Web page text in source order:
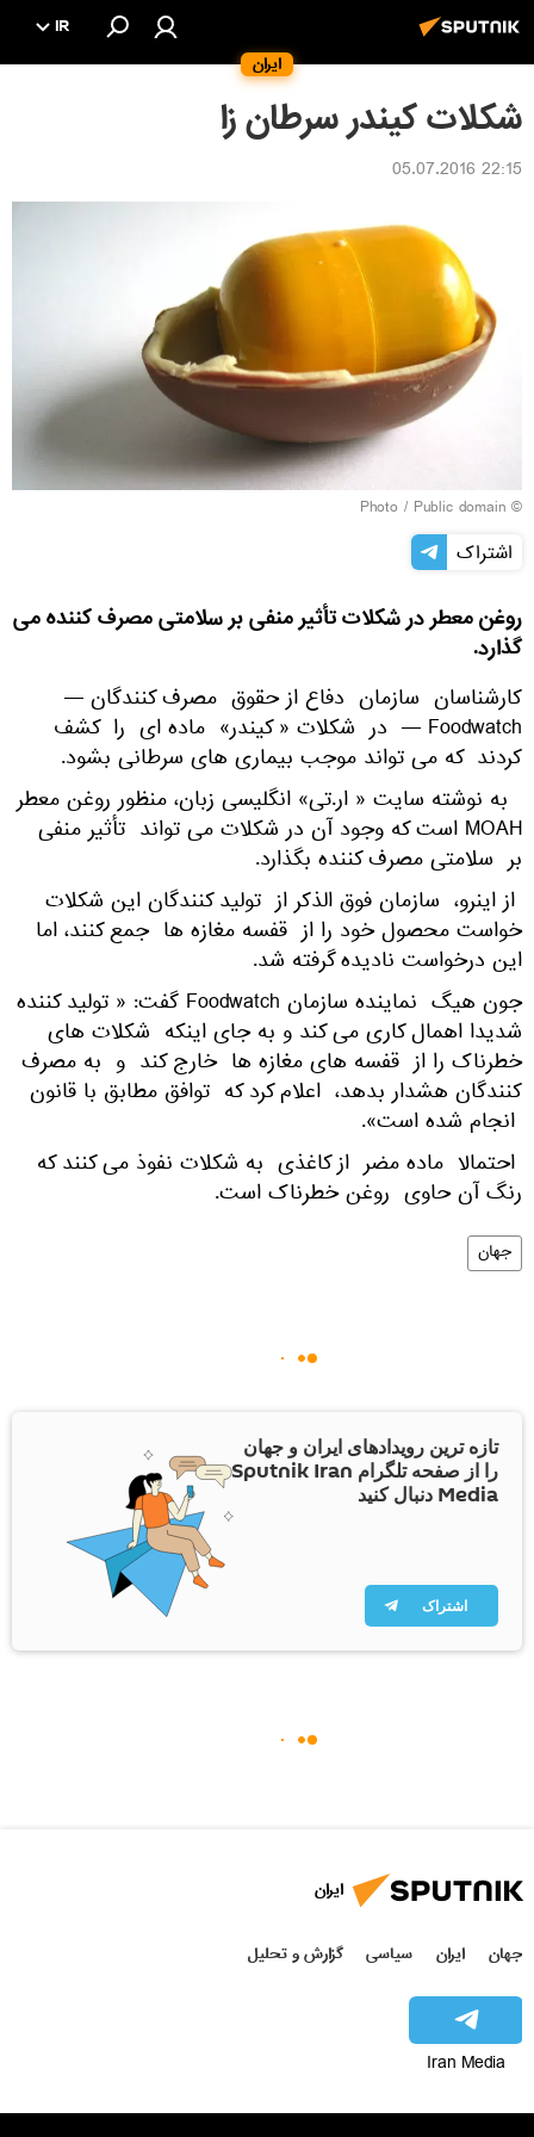
ایران
IR
شکلات کیندر سرطان زا
22:15 05.07.2016
© Photo / Public domain
اشتراک
روغن معطر در شکلات تأثیر منفی بر سلامتی مصرف کننده می
گذارد.
کارشناسان سازمان دفاع از حقوق مصرف کنندگان —
Foodwatch — در شکلات « کیندر» ماده ای را کشف
کردند که می تواند موجب بیماری های سرطانی بشود.
به نوشته سایت « ار.تی» انگلیسی زبان، منظور روغن معطر
MOAH است که وجود آن در شکلات می تواند تأثیر منفی
بر سلامتی مصرف کننده بگذارد.
از اینرو، سازمان فوق الذکر از تولید کنندگان این شکلات
خواست محصول خود را از قفسه مغازه ها جمع کنند، اما
این درخواست نادیده گرفته شد.
جون هیگ نماینده سازمان Foodwatch گفت: « تولید کننده
شدیدا اهمال کاری می کند و به جای اینکه شکلات های
خطرناک را از قفسه های مغازه ها خارج کند و به مصرف
کنندگان هشدار بدهد، اعلام کرد که توافق مطابق با قانون
انجام شده است».
احتمالا ماده مضر از کاغذی به شکلات نفوذ می کنند که
رنگ آن حاوی روغن خطرناک است.
جهان
تازه ترین رویدادهای ایران و جهان
را از صفحه تلگرام Sputnik Iran
Media دنبال کنید
اشتراک
ایران
جهان ایران سیاسی گزارش و تحلیل
Iran Media